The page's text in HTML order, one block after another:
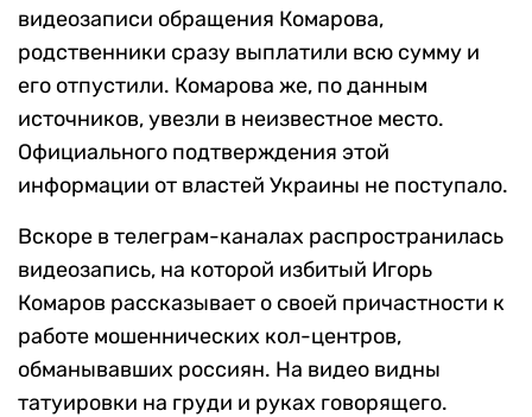
видеозаписи обращения Комарова,
родственники сразу выплатили всю сумму и
его отпустили. Комарова же, по данным
источников, увезли в неизвестное место.
Официального подтверждения этой
информации от властей Украины не поступало.
Вскоре в телеграм-каналах распространилась
видеозапись, на которой избитый Игорь
Комаров рассказывает о своей причастности к
работе мошеннических кол-центров,
обманывавших россиян. На видео видны
татуировки на груди и руках говорящего.